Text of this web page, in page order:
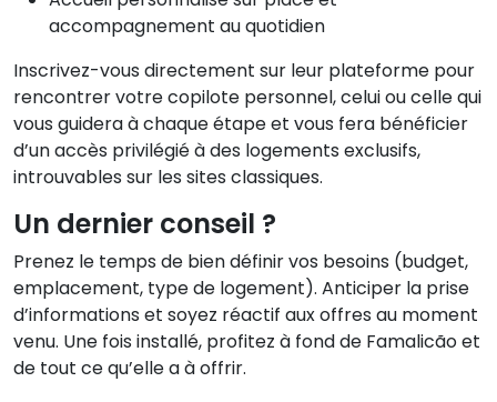
accompagnement au quotidien
Inscrivez-vous directement sur leur plateforme pour
rencontrer votre copilote personnel, celui ou celle qui
vous guidera à chaque étape et vous fera bénéficier
d’un accès privilégié à des logements exclusifs,
introuvables sur les sites classiques.
Un dernier conseil ?
Prenez le temps de bien définir vos besoins (budget,
emplacement, type de logement). Anticiper la prise
d’informations et soyez réactif aux offres au moment
venu. Une fois installé, profitez à fond de Famalicão et
de tout ce qu’elle a à offrir.